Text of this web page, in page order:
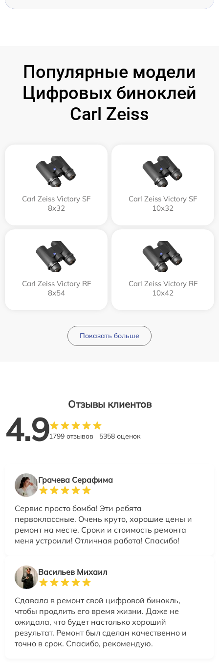
Популярные модели
Цифровых биноклей
Carl Zeiss
Carl Zeiss Victory SF
8x32
Carl Zeiss Victory SF
10x32
Carl Zeiss Victory RF
8x54
Carl Zeiss Victory RF
10x42
Показать больше
Отзывы клиентов
4.91799 отзывов 5358 оценок
Грачева Серафима
Сервис просто бомба! Эти ребята
первоклассные. Очень круто, хорошие цены и
ремонт на месте. Сроки и стоимость ремонта
меня устроили! Отличная работа! Спасибо!
Васильев Михаил
Сдавала в ремонт свой цифровой бинокль,
чтобы продлить его время жизни. Даже не
ожидала, что будет настолько хороший
результат. Ремонт был сделан качественно и
точно в срок. Спасибо, рекомендую.